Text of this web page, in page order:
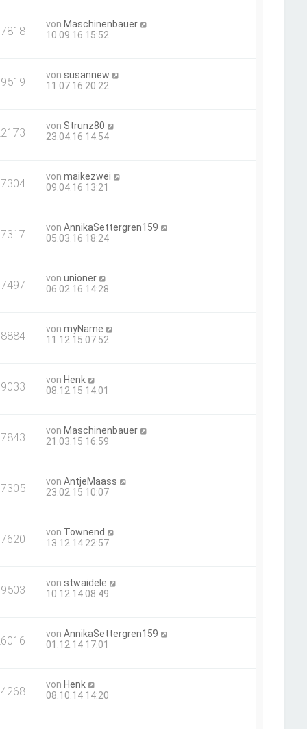
von Maschinenbauer
10.09.16 15:52
von susannew
11.07.16 20:22
von Strunz80
23.04.16 14:54
vonmaikezwei
09.04.16 13:21
vonAnnikaSettergren159
05.03.16 18:24
vonunioner
06.02.16 14:28
vonmyName
11.12.15 07:52
von Henk
08.12.15 14:01
von Maschinenbauer
21.03.15 16:59
vonAntjeMaass
23.02.15 10:07
von Townend
13.12.14 22:57
von stwaidele
10.12.14 08:49
vonAnnikaSettergren159
01.12.14 17:01
von Henk
08.10.14 14:20